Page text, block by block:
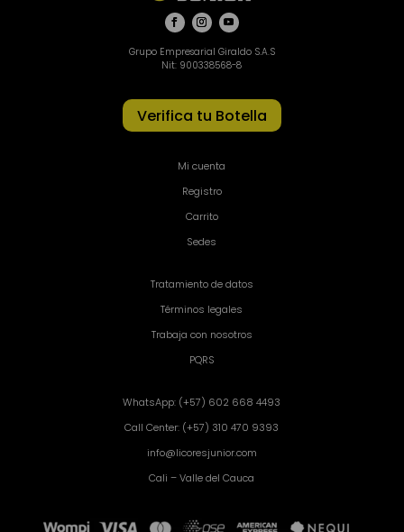
Grupo Empresarial Giraldo S.A.S
Nit: 900338568-8
Verifica tu Botella
Mi cuenta
Registro
Carrito
Sedes
Tratamiento de datos
Términos legales
Trabaja con nosotros
PQRS
WhatsApp: (+57) 602 668 4493
Call Center: (+57) 310 470 9393
info@licoresjunior.com
Cali – Valle del Cauca